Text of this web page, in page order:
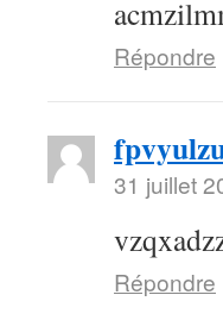
Répondre
31 juillet
Répondre